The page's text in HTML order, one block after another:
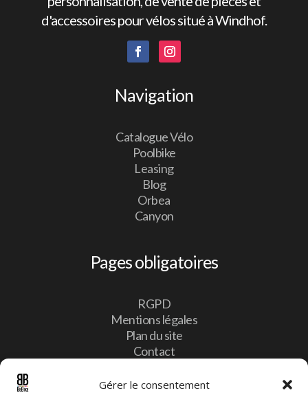
Gérer le consentement
d'accessoires pour vélos situé à Windhof.
Navigation
Catalogue Vélo
Poolbike
Leasing
Blog
Orbea
Canyon
Pages obligatoires
RGPD
Mentions légales
Plan du site
Contact